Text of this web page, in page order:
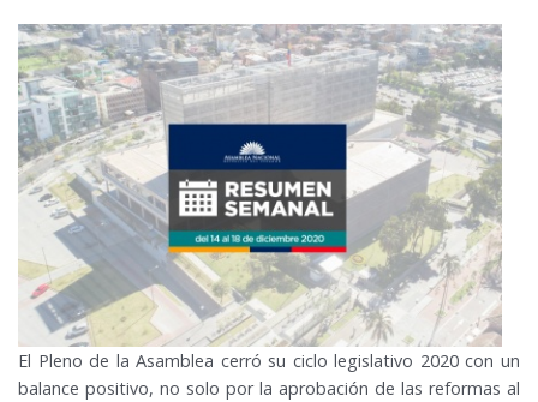
El Pleno de la Asamblea cerró su ciclo legislativo 2020 con un
balance positivo, no solo por la aprobación de las reformas al